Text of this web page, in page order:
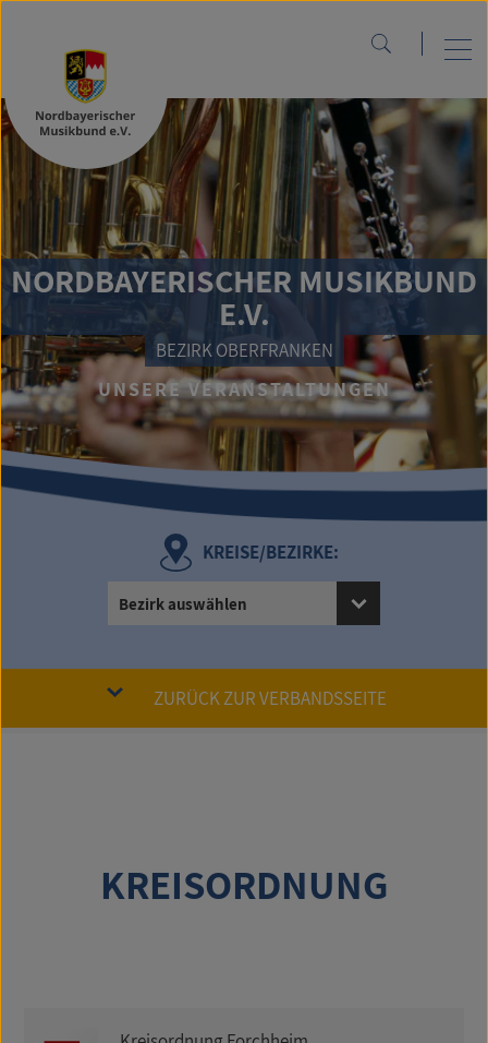
NORDBAYERISCHER MUSIKBUND
E.V.
BEZIRK OBERFRANKEN
UNSERE VERANSTALTUNGEN
KREISE/BEZIRKE:
Bezirk auswählen
ZURÜCK ZUR VERBANDSSEITE
KREISORDNUNG